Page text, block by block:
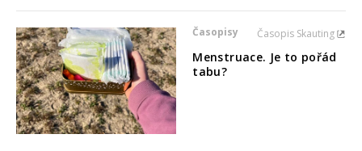
Časopisy Časopis Skauting
Menstruace. Je to pořád
tabu?